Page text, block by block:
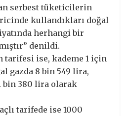
serbest tüketicilerin
kullandıkları doğal
herhangi bir
denildi.
tarifesi ise, kademe 1 için
gazda 8 bin 549 lira,
bin 380 lira olarak
tarifede ise 1000